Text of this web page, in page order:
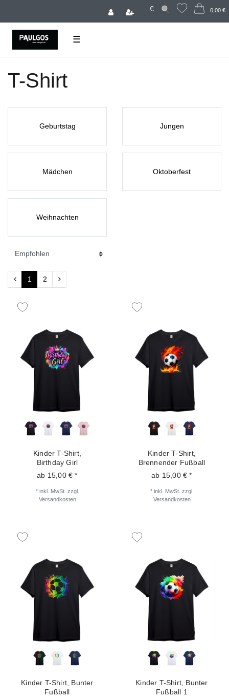
€ 0,00 €
☰
T-Shirt
Geburtstag Jungen
Mädchen Oktoberfest
Weihnachten
1 2
Kinder T-Shirt,
Birthday Girl
ab 15,00 € *
* inkl. MwSt. zzgl.
Versandkosten
Kinder T-Shirt,
Brennender Fußball
ab 15,00 € *
* inkl. MwSt. zzgl.
Versandkosten
Kinder T-Shirt, Bunter
Fußball
Kinder T-Shirt, Bunter
Fußball 1